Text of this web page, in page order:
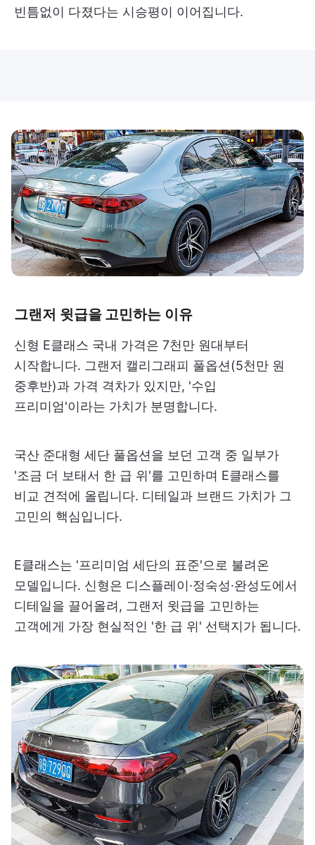
빈틈없이 다졌다는 시승평이 이어집니다.
그랜저 윗급을 고민하는 이유
신형 E클래스 국내 가격은 7천만 원대부터
시작합니다. 그랜저 캘리그래피 풀옵션(5천만 원
중후반)과 가격 격차가 있지만, '수입
프리미엄'이라는 가치가 분명합니다.
국산 준대형 세단 풀옵션을 보던 고객 중 일부가
'조금 더 보태서 한 급 위'를 고민하며 E클래스를
비교 견적에 올립니다. 디테일과 브랜드 가치가 그
고민의 핵심입니다.
E클래스는 '프리미엄 세단의 표준'으로 불려온
모델입니다. 신형은 디스플레이·정숙성·완성도에서
디테일을 끌어올려, 그랜저 윗급을 고민하는
고객에게 가장 현실적인 '한 급 위' 선택지가 됩니다.